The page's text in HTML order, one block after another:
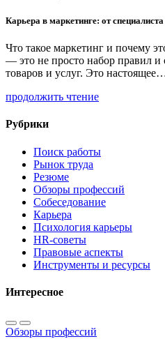
Карьера в маркетинге: от
Что такое маркетинг и почему
— это не просто набор правил и
товаров и услуг. Это
продолжить чтение
Рубрики
Поиск работы
Рынок труда
Резюме
Обзоры профессий
Собеседование
Карьера
Психология карьеры
HR-советы
Правовые аспекты
Инструменты и ресурсы
Интересное
Обзоры профессий